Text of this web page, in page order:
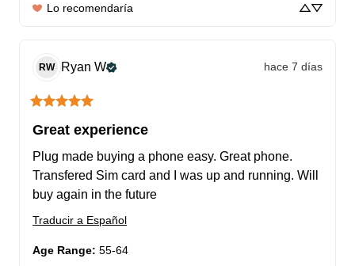
Lo recomendaría
RW Ryan W hace 7 días
Great experience
Plug made buying a phone easy. Great phone.
Transfered Sim card and I was up and running. Will
buy again in the future
Traducir a Español
Age Range: 55-64